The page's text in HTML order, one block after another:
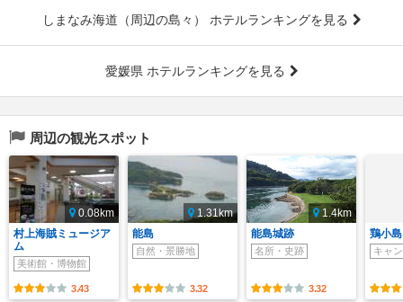
しまなみ海道（周辺の島々） ホテルランキングを見る
愛媛県 ホテルランキングを見る
周辺の観光スポット
0.08km
村上海賊ミュージア
ム
美術館・博物館
3.43
1.31km
能島
自然・景勝地
3.32
1.4km
能島城跡
名所・史跡
3.32
鶏小
キャ